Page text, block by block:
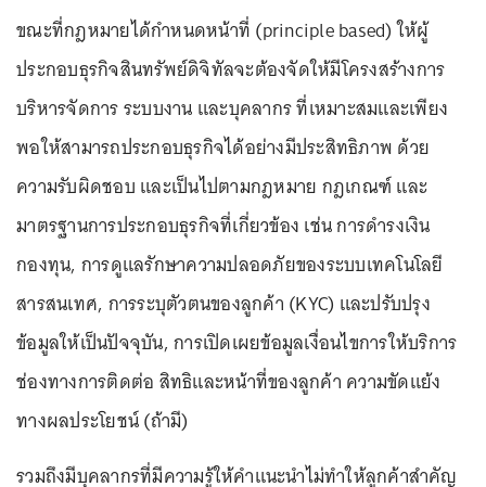
ขณะที่กฎหมายได้กำหนดหน้าที่ (principle based) ให้ผู้
ประกอบธุรกิจสินทรัพย์ดิจิทัลจะต้องจัดให้มีโครงสร้างการ
บริหารจัดการ ระบบงาน และบุคลากร ที่เหมาะสมและเพียง
พอให้สามารถประกอบธุรกิจได้อย่างมีประสิทธิภาพ ด้วย
ความรับผิดชอบ และเป็นไปตามกฎหมาย กฎเกณฑ์ และ
มาตรฐานการประกอบธุรกิจที่เกี่ยวข้อง เช่น การดำรงเงิน
กองทุน, การดูแลรักษาความปลอดภัยของระบบเทคโนโลยี
สารสนเทศ, การระบุตัวตนของลูกค้า (KYC) และปรับปรุง
ข้อมูลให้เป็นปัจจุบัน, การเปิดเผยข้อมูลเงื่อนไขการให้บริการ
ช่องทางการติดต่อ สิทธิและหน้าที่ของลูกค้า ความขัดแย้ง
ทางผลประโยชน์ (ถ้ามี)
รวมถึงมีบุคลากรที่มีความรู้ให้คำแนะนำไม่ทำให้ลูกค้าสำคัญ